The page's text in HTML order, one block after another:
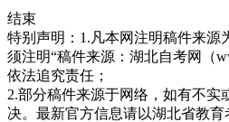
结束
特别声明：1.凡本网注明稿件来源
须注明“稿件来源：湖北自考网（
依法追究责任；
2.部分稿件来源于网络，如有不实
决。最新官方信息请以湖北省教育